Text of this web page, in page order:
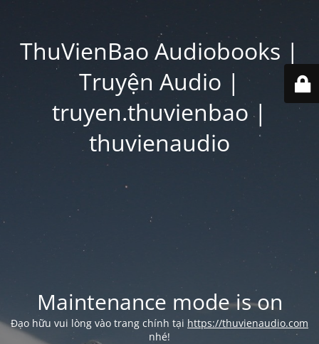
ThuVienBao Audiobooks |
Truyện Audio |
truyen.thuvienbao |
thuvienaudio
Maintenance mode is on
Đạo hữu vui lòng vào trang chính tại https://thuvienaudio.com
nhé!